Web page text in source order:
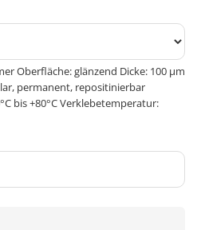
Oberfläche: glänzend Dicke: 100 μm
permanent, repositinierbar
bis +80°C Verklebetemperatur: